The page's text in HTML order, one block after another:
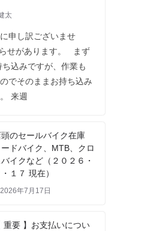
太
申し訳ございませ
せがあります。 まず
込みですが、作業も
でそのままお持ち込み
来週
頭のセールバイク在庫
ードバイク、MTB、クロ
バイクなど（２０２６・
・１７ 現在）
2026年7月17日
重要 】お支払いについ